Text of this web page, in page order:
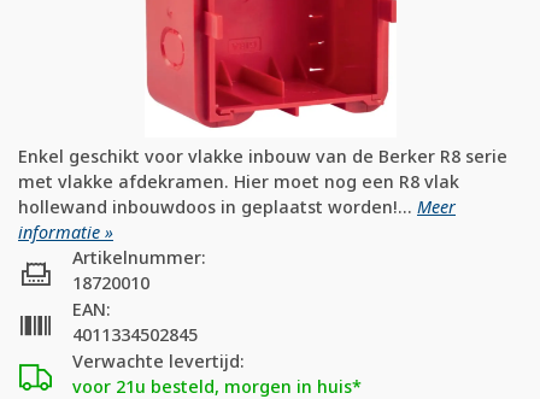
Enkel geschikt voor vlakke inbouw van de Berker R8 serie
met vlakke afdekramen. Hier moet nog een R8 vlak
hollewand inbouwdoos in geplaatst worden!... Meer
informatie »
Verwachte levertijd:
voor 21u besteld, morgen in huis*
Artikelnummer:
18720010
EAN:
4011334502845